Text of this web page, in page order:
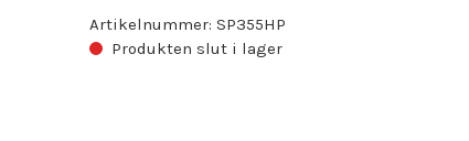
Artikelnummer: SP355HP
Produkten slut i lager